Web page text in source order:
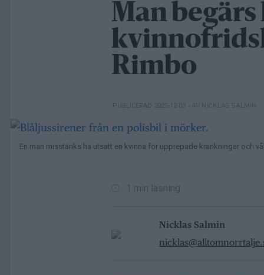
Man
Rimbo
PUBLICERAD 2025-12-03 – AV NICKLAS SALMIN
En man misstänks ha utsatt en kvinna för upprepade kränkningar och
1 min läsning
Nicklas Salmin